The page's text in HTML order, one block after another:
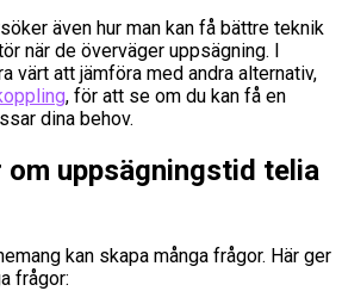
även hur man kan få bättre teknik
när de överväger uppsägning. I
värt att jämföra med andra alternativ,
, för att se om du kan få en
dina behov.
uppsägningstid telia
kan skapa många frågor. Här ger
frågor: